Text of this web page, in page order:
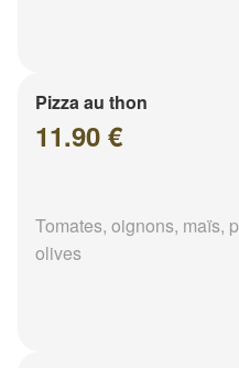
Pizza au thon
11.90 €
Tomates, oignons, maïs,
olives